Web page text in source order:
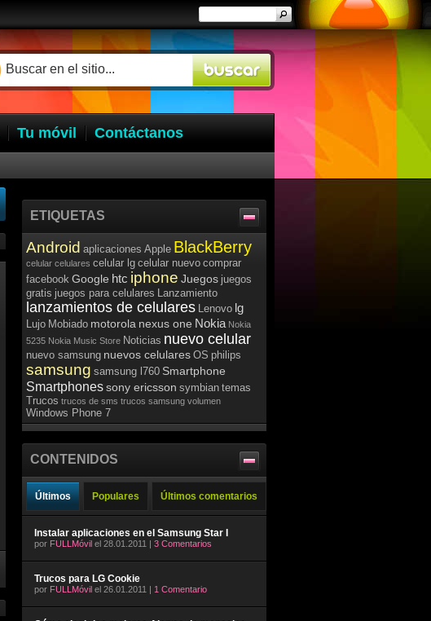
Tu móvil Contáctanos
ETIQUETAS
Android aplicaciones Apple BlackBerry
celular celulares celular lg celular nuevo comprar
facebook Google htc iphone Juegos juegos
gratis juegos para celulares Lanzamiento
lanzamientos de celulares Lenovo lg
Lujo Mobiado motorola nexus one Nokia Nokia
5235 Nokia Music Store Noticias nuevo celular
nuevo samsung nuevos celulares OS philips
samsung samsung l760 Smartphone
Smartphonessony ericsson symbian temas
Trucos trucos de sms trucos samsung volumen
Windows Phone 7
CONTENIDOS
Últimos Populares Últimos comentarios
Instalar aplicaciones en el Samsung Star I
por FULLMóvil el 28.01.2011 | 3 Comentarios
Trucos para LG Cookie
por FULLMóvil el 26.01.2011 | 1 Comentario